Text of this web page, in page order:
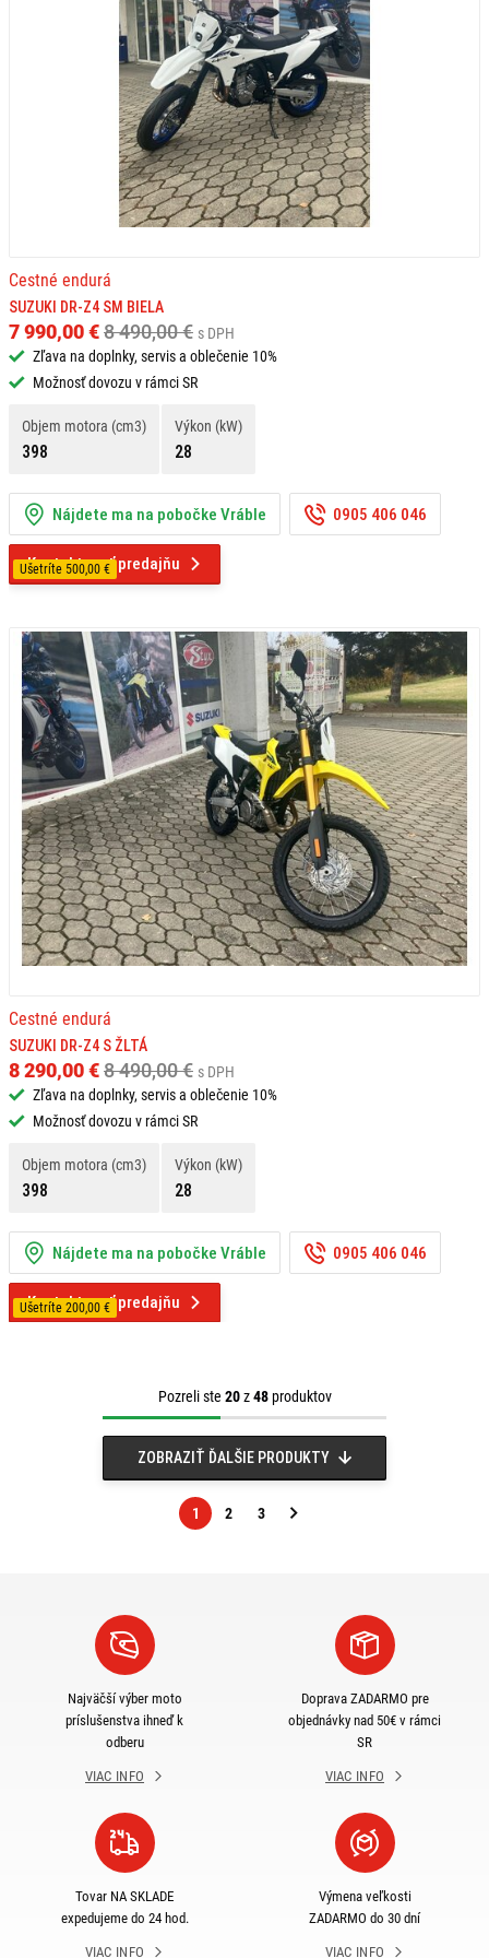
Ušetríte 500,00 €
Cestné endurá
SUZUKI DR-Z4 SM BIELA
8 490,00 €
7 990,00 €
s DPH
Zľava na doplnky, servis a oblečenie 10%
Možnosť dovozu v rámci SR
Objem motora (cm3)
398
Výkon (kW)
28
Nájdete ma na pobočke Vráble 0905 406 046
Kontaktovať predajňu
Ušetríte 200,00 €
Cestné endurá
SUZUKI DR-Z4 S ŽLTÁ
8 490,00 €
8 290,00 €
s DPH
Zľava na doplnky, servis a oblečenie 10%
Možnosť dovozu v rámci SR
Objem motora (cm3)
398
Výkon (kW)
28
Nájdete ma na pobočke Vráble 0905 406 046
Kontaktovať predajňu
Pozreli ste 20z48produktov
ZOBRAZIŤ ĎALŠIE PRODUKTY
1 2 3
Nasledujúca
Najväčší výber moto
príslušenstva ihneď k
odberu
VIAC INFO
Doprava ZADARMO pre
objednávky nad 50€ v rámci
SR
VIAC INFO
Tovar NA SKLADE
expedujeme do 24 hod.
VIAC INFO
Výmena veľkosti
ZADARMO do 30 dní
VIAC INFO